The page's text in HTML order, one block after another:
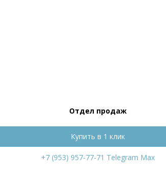
Отдел продаж
Купить в 1 клик
+7 (953) 957-77-71 Telegram Max